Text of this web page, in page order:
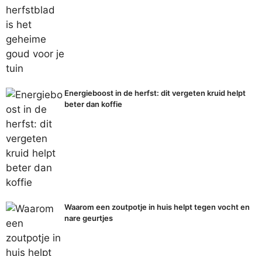
Energieboost in de herfst: dit vergeten kruid helpt
beter dan koffie
Waarom een zoutpotje in huis helpt tegen vocht en
nare geurtjes